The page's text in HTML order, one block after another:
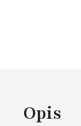
Opis